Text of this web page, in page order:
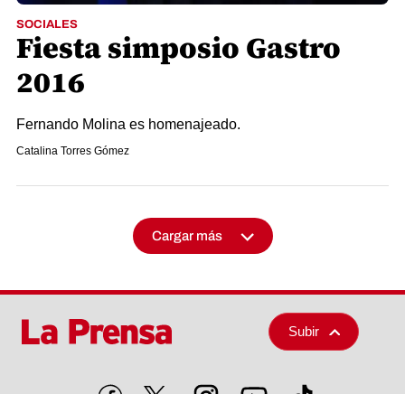
SOCIALES
Fiesta simposio Gastro
2016
Fernando Molina es homenajeado.
Catalina Torres Gómez
Cargar más
Subir